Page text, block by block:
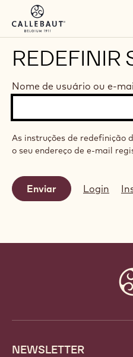
Skip to main content
REDEFINIR
Nome de usuário ou e-
As instruções de redefinição
o seu endereço de e-mail
Login
NEWSLETTER